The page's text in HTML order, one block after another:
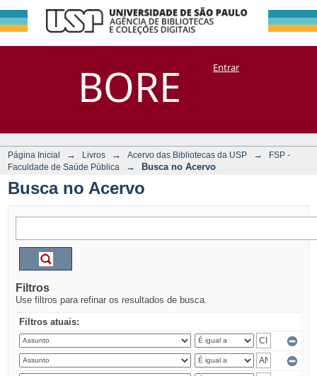
BORE
Busca no Acervo
DSpace/Manakin + CoriscoEntrar
Página Inicial → Livros → Acervo das Bibliotecas da USP →
FSP -
Faculdade de Saúde Pública
→ Busca no Acervo
Busca no Acervo
Filtros
Use filtros para refinar os resultados de busca.
Filtros atuais: